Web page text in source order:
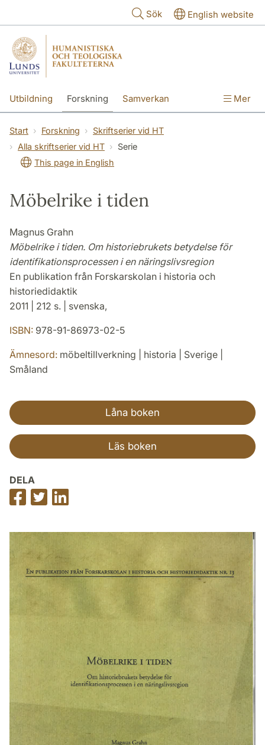
Sök English website
Utbildning Forskning Samverkan Mer
Start Forskning
Skriftserier vid HT
Alla skriftserier vid HT
Serie
This page in English
Möbelrike i tiden
Magnus Grahn
Möbelrike i tiden. Om historiebrukets betydelse för
identifikationsprocessen i en näringslivsregion
En publikation från Forskarskolan i historia och
historiedidaktik
2011 | 212 s. | svenska,
ISBN: 978-91-86973-02-5
Ämnesord: möbeltillverkning | historia | Sverige |
Småland
Låna boken
Läs boken
DELA
Dela
på
Dela
på
på